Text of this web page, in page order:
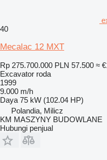
40
Mecalac 12 MXT
Rp 275.700.000 PLN 57.500 ≈
Excavator roda
1999
9.000 m/h
Daya 75 kW (102.04 HP)
Polandia, Milicz
KM MASZYNY BUDOWLANE
Hubungi penjual